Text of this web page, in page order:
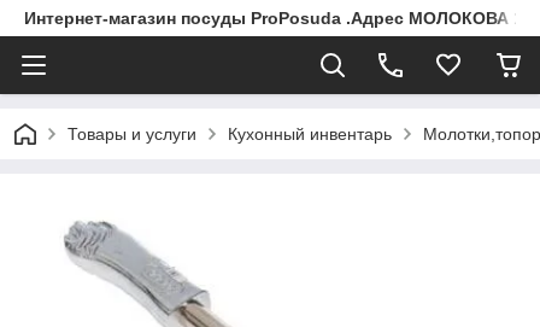
Интернет-магазин посуды ProPosuda .Адрес МОЛОКОВА
Товары и услуги Кухонный инвентарь